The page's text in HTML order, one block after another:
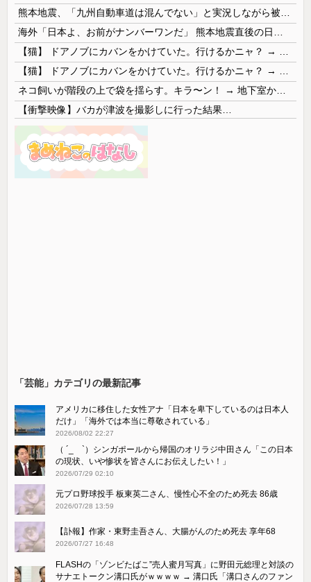
【衝撃映像】バカが津波を撮影しに行った結果…
「芸能」カテゴリの最新記事
アメリカに移住した女性アナ「日本を卑下しているのは日本人
だけ」「海外では本当に尊敬されている」
2026/08/02 22:27
（ ´_ゝ`）シンガポールから帰国のオリラジ中田さん「この日本
の現状、いや惨状を皆さんにお伝えしたい！」
2026/07/29 02:10
元プロ野球投手 板東英二さん、慢性心不全のため死去 86歳
2026/07/28 13:59
【訃報】作家・東野圭吾さん、大腸がんのため死去 享年68
2026/07/27 16:48
FLASHの「ゾンビたばこ”売人蜜月写真」に野田元総理と対談の
サナエトークン溝口氏がｗｗｗｗ → 溝口氏「溝口さんのファン